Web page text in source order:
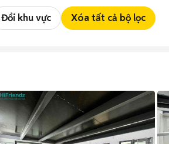
Đổi khu vực Xóa tất cả bộ lọc